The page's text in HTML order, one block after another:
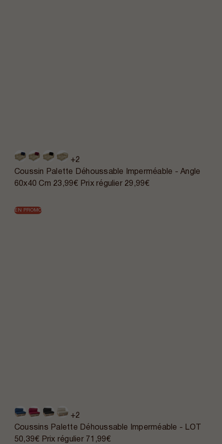
+2
Coussin Palette Déhoussable Imperméable - Angle
60x40 Cm 23,99€ Prix régulier 29,99€
EN PROMO
+2
Coussins Palette Déhoussable Imperméable - LOT
50,39€ Prix régulier 71,99€